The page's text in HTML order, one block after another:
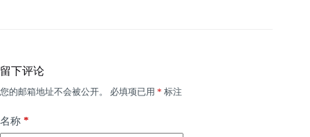
留下评论
您的邮箱地址不会被公开。 必填项已用 * 标注
名称 *